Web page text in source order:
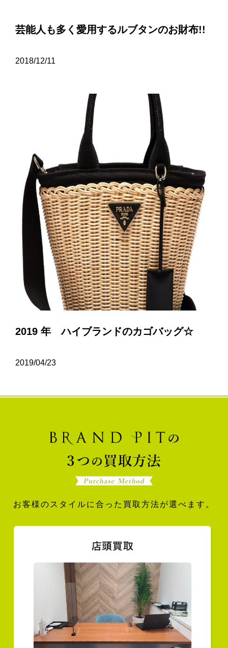
芸能人も多く愛用するルブタンのお財布!!
2018/12/11
2019 年 ハイブランドのカゴバッグ☆
2019/04/23
お客様のスタイルに合った買取方法が選べます。